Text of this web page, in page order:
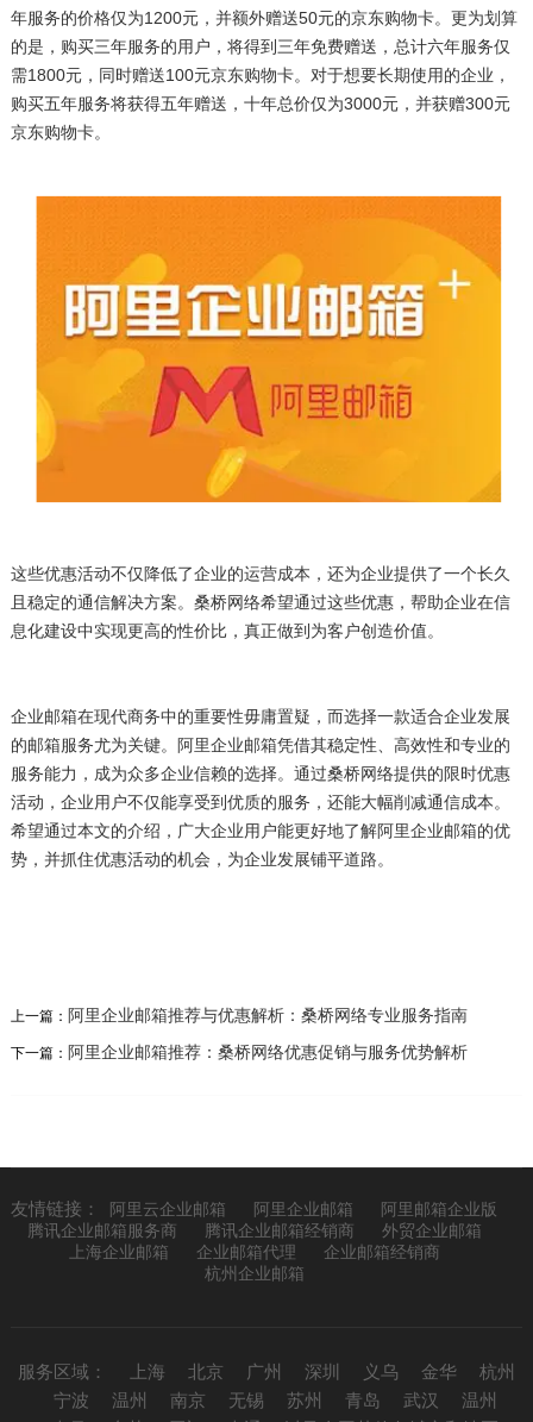
年服务的价格仅为1200元，并额外赠送50元的京东购物卡。更为划算
的是，购买三年服务的用户，将得到三年免费赠送，总计六年服务仅
需1800元，同时赠送100元京东购物卡。对于想要长期使用的企业，
购买五年服务将获得五年赠送，十年总价仅为3000元，并获赠300元
京东购物卡。
这些优惠活动不仅降低了企业的运营成本，还为企业提供了一个长久
且稳定的通信解决方案。桑桥网络希望通过这些优惠，帮助企业在信
息化建设中实现更高的性价比，真正做到为客户创造价值。
企业邮箱在现代商务中的重要性毋庸置疑，而选择一款适合企业发展
的邮箱服务尤为关键。阿里企业邮箱凭借其稳定性、高效性和专业的
服务能力，成为众多企业信赖的选择。通过桑桥网络提供的限时优惠
活动，企业用户不仅能享受到优质的服务，还能大幅削减通信成本。
希望通过本文的介绍，广大企业用户能更好地了解阿里企业邮箱的优
势，并抓住优惠活动的机会，为企业发展铺平道路。
上一篇： 阿里企业邮箱推荐与优惠解析：桑桥网络专业服务指南
下一篇： 阿里企业邮箱推荐：桑桥网络优惠促销与服务优势解析
友情链接： 阿里云企业邮箱 阿里企业邮箱
阿里邮箱企业版
腾讯企业邮箱服务商
腾讯企业邮箱经销商
外贸企业邮箱
上海企业邮箱
企业邮箱代理
企业邮箱经销商
杭州企业邮箱
服务区域： 上海 北京 广州 深圳 义乌 金华
杭州
宁波
温州 南京 无锡 苏州 青岛 武汉
温州